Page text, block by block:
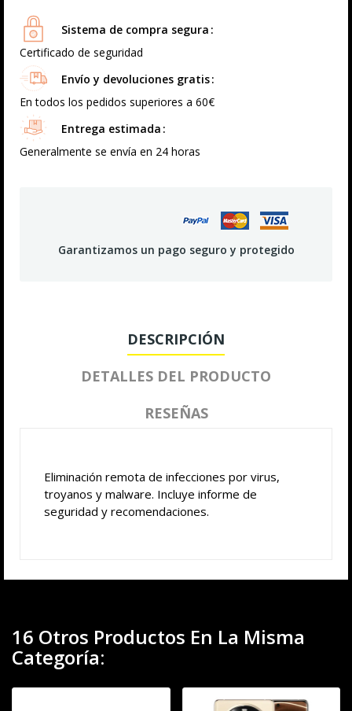
Sistema de compra segura
Certificado de seguridad
Envío y devoluciones gratis
En todos los pedidos superiores a 60€
Entrega estimada
Generalmente se envía en 24 horas
Garantizamos un pago seguro y protegido
DESCRIPCIÓN
DETALLES DEL PRODUCTO
RESEÑAS
Eliminación remota de infecciones por virus,
troyanos y malware. Incluye informe de
seguridad y recomendaciones.
16 Otros Productos En La Misma
Categoría: